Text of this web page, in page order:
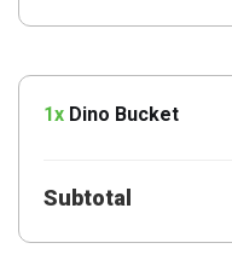
1x Dino Bucket
Subtotal